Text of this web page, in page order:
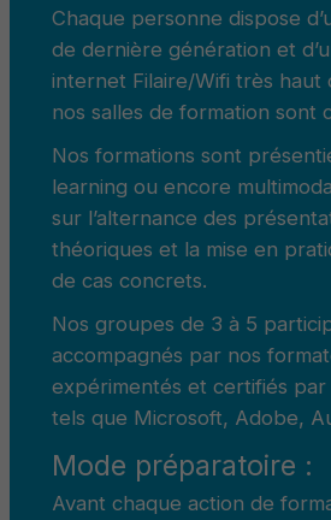
Chaque personne dispose
de dernière génération et
internet Filaire/Wifi très haut
nos salles de formation sont
Nos formations sont
learning ou encore
sur l’alternance des
théoriques et la mise en
de cas concrets.
Nos groupes de 3 à 5
accompagnés par nos
expérimentés et certifiés par
tels que Microsoft, Adobe,
Mode préparatoire :
Avant chaque action de